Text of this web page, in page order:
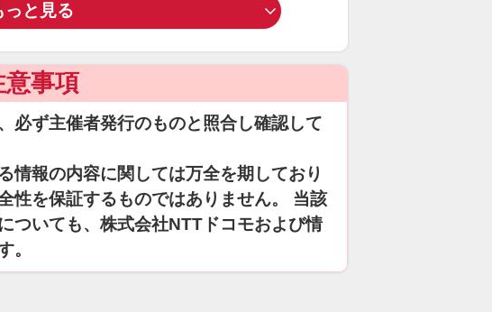
っと見る
意事項
必ず主催者発行のものと照合し確認して
情報の内容に関しては万全を期しており
性を保証するものではありません。 当該
ついても、株式会社NTTドコモおよび情
。